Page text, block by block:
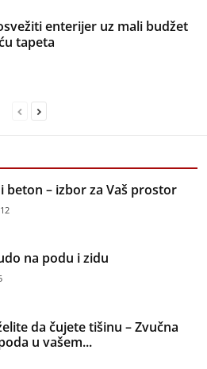
enterijer uz mali budžet
tapeta
beton – izbor za Vaš prostor
na podu i zidu
da čujete tišinu – Zvučna
u vašem...